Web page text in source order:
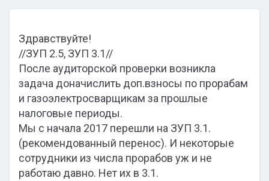
Здравствуйте!
//ЗУП 2.5, ЗУП 3.1//
После аудиторской проверки возникла
задача доначислить доп.взносы по прорабам
и газоэлектросварщикам за прошлые
налоговые периоды.
Мы с начала 2017 перешли на ЗУП 3.1.
(рекомендованный перенос). И некоторые
сотрудники из числа прорабов уж и не
работаю давно. Нет их в 3.1.